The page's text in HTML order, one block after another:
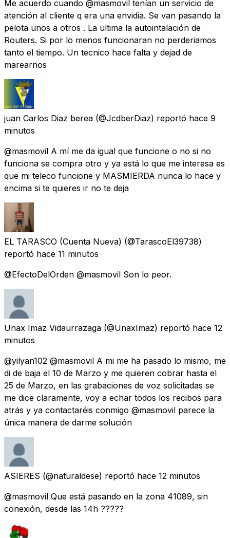
Me acuerdo cuando @masmovil tenían un servicio de
atención al cliente q era una envidia. Se van pasando la
pelota unos a otros . La ultima la autointalación de
Routers. Si por lo menos funcionaran no perderiamos
tanto el tiempo. Un tecnico hace falta y dejad de
marearnos
juan Carlos Diaz berea (@JcdberDiaz) reportó hace 9
minutos
@masmovil A mí me da igual que funcione o no si no
funciona se compra otro y ya está lo que me interesa es
que mi teleco funcione y MASMIERDA nunca lo hace y
encima si te quieres ir no te deja
EL TARASCO (Cuenta Nueva) (@TarascoEl39738)
reportó hace 11 minutos
@EfectoDelOrden @masmovil Son lo peor.
Unax Imaz Vidaurrazaga (@UnaxImaz) reportó hace 12
minutos
@yilyan102 @masmovil A mi me ha pasado lo mismo, me
di de baja el 10 de Marzo y me quieren cobrar hasta el
25 de Marzo, en las grabaciones de voz solicitadas se
me dice claramente, voy a echar todos los recibos para
atrás y ya contactaréis conmigo @masmovil parece la
única manera de darme solución
ASIERES (@naturaldese) reportó hace 12 minutos
@masmovil Que está pasando en la zona 41089, sin
conexión, desde las 14h ?????